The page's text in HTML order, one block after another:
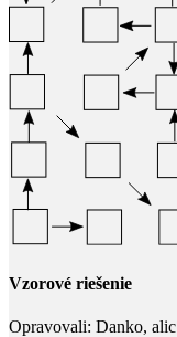
Vzorové riešenie
Opravovali: Danko, alic